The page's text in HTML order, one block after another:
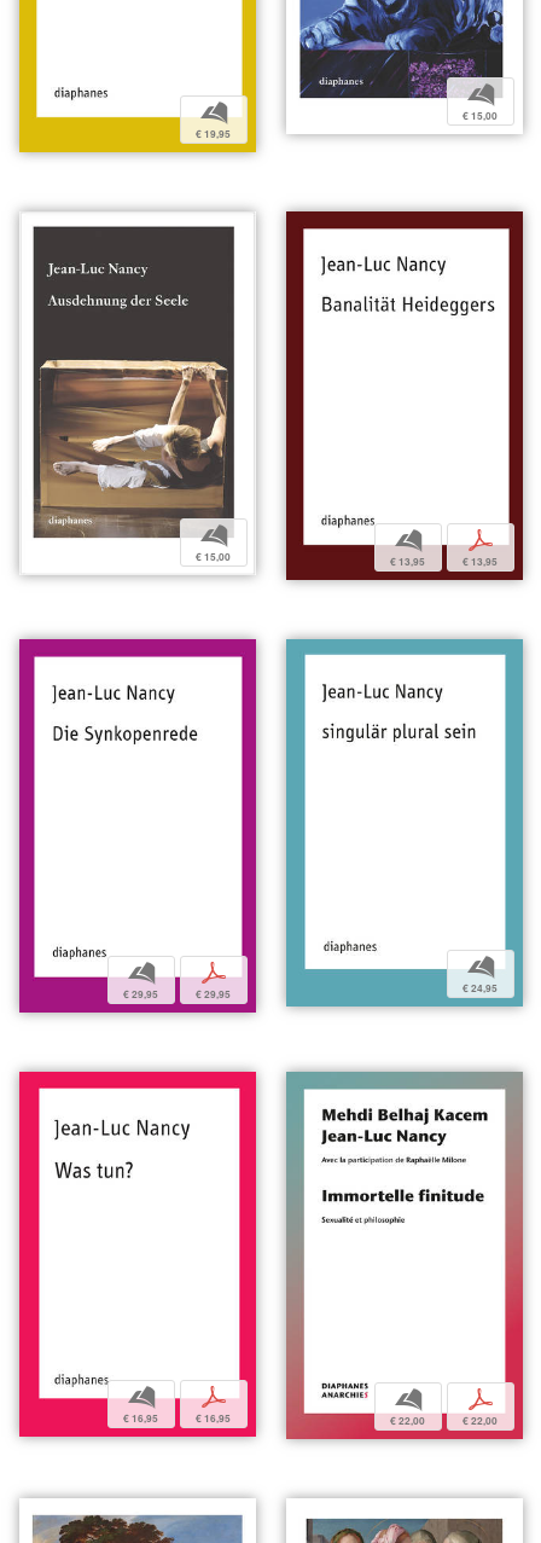
b
€ 19,95
b
€ 15,00
b
€ 15,00
b
€ 13,95
p
€ 13,95
b
€ 29,95
p
€ 29,95
b
€ 24,95
b
€ 16,95
p
€ 16,95
b
€ 22,00
p
€ 22,00